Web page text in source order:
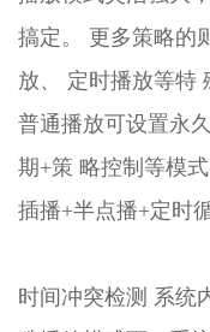
搞定。 更多策略的
放、 定时播放等特
普通播放可设置永
期+策 略控制等模
插播+半点播+定时
时间冲突检测 系统